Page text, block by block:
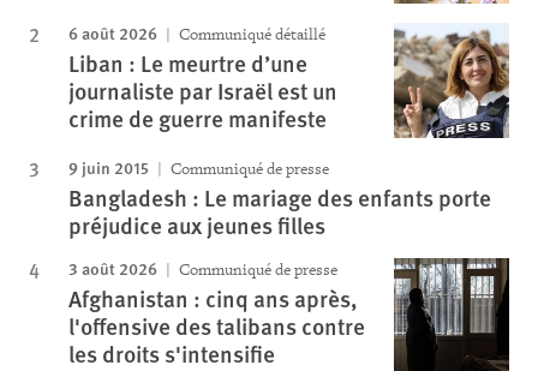
6 août 2026 Communiqué détaillé
Liban : Le meurtre d’une
journaliste par Israël est un
crime de guerre manifeste
9 juin 2015 Communiqué de presse
Bangladesh : Le mariage des enfants porte
préjudice aux jeunes filles
3 août 2026 Communiqué de presse
Afghanistan : cinq ans après,
l'offensive des talibans contre
les droits s'intensifie